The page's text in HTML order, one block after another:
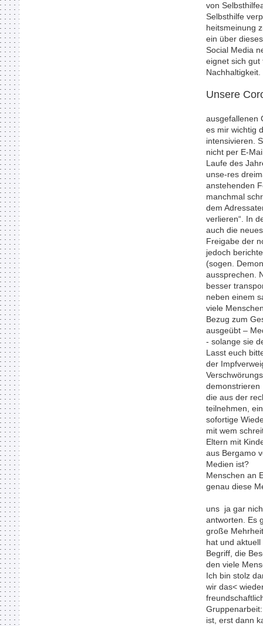
von
Selbsthilfe
heitsmeinung
ein über
Social Media
eignet sich gut
Nachhaltigkeit.
Unsere
ausgefallenen
es mir wichtig
intensivieren.
nicht per E-
Laufe des
unse-res
anstehenden
manchmal
dem
verlieren“. In
auch die
Freigabe der
jedoch
(sogen.
aussprechen.
besser
neben einem
viele
Bezug zum
ausgeübt –
- solange sie
Lasst euch
der
demonstrieren
die aus der
teilnehmen,
sofortige
mit wem
Eltern mit
aus Bergamo
Menschen an
genau diese
uns ja gar
antworten. Es
große
hat und
Begriff, die
den viele
Ich bin stolz
wir das<
ist, erst dann